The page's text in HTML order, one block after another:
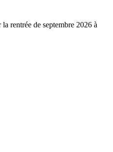
rentrée de septembre 2026 à